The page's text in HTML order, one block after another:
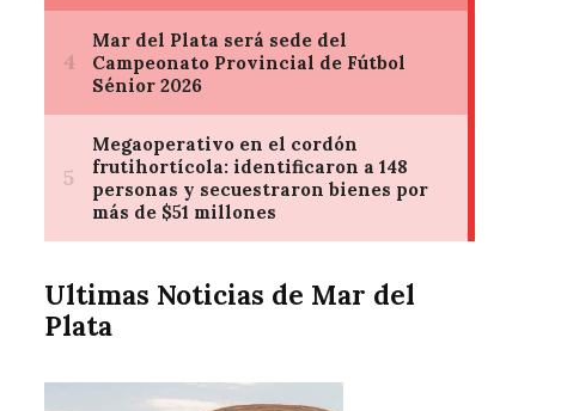
Ultimas Noticias de Mar del
Plata